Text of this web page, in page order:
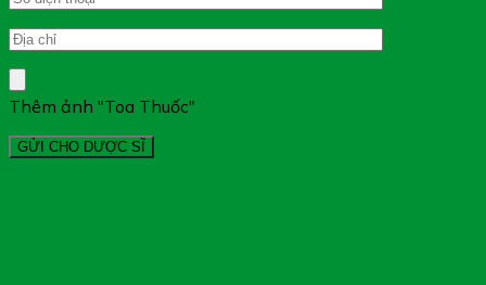
Thêm ảnh "Toa Thuốc"